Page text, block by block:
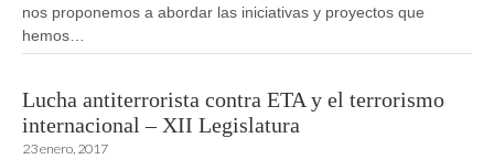
nos proponemos a abordar las iniciativas y proyectos que
hemos…
Lucha antiterrorista contra ETA y el terrorismo
internacional – XII Legislatura
23 enero, 2017